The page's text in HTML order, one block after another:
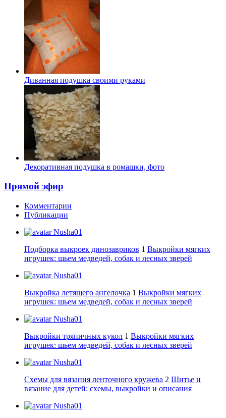
Диванная подушка своими руками
Декоративная подушка в ромашки, фото
Прямой эфир
Комментарии
Публикации
Nusha01
Подборка выкроек динозавриков 1 Выкройки мягких
игрушек: шьем медведей, собак и лесных зверей
Nusha01
Выкройка летящего ангелочка 1 Выкройки мягких
игрушек: шьем медведей, собак и лесных зверей
Nusha01
Выкройки тряпичных кукол 1 Выкройки мягких
игрушек: шьем медведей, собак и лесных зверей
Nusha01
Схемы для вязания ленточного кружева 2 Шитье и
вязание для детей: схемы, выкройки и описания
Nusha01